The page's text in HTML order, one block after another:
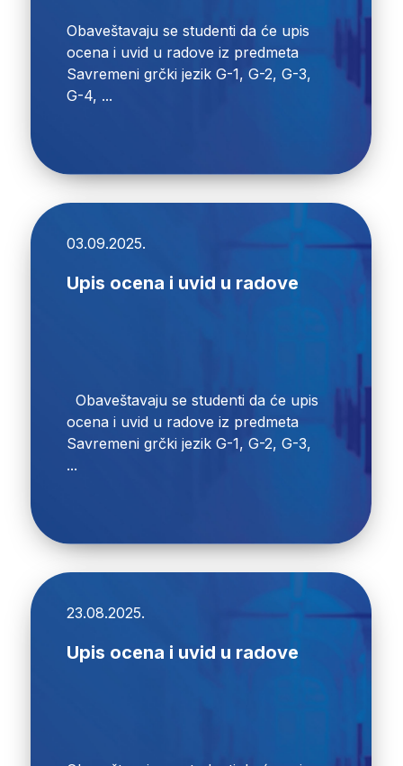
Obaveštavaju se studenti da će upis
ocena i uvid u radove iz predmeta
Savremeni grčki jezik G-1, G-2, G-3,
G-4, ...
03.09.2025.
Upis ocena i uvid u radove
Obaveštavaju se studenti da će upis
ocena i uvid u radove iz predmeta
Savremeni grčki jezik G-1, G-2, G-3,
...
23.08.2025.
Upis ocena i uvid u radove